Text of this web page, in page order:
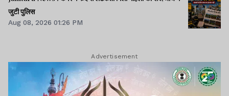
जुटी पुलिस
Aug 08, 2026 01:26 PM
Advertisement